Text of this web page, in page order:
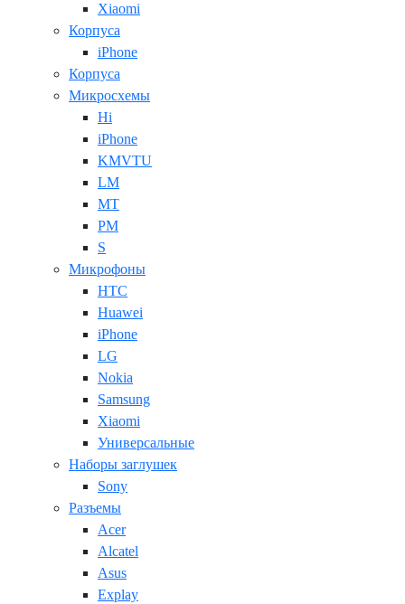
Xiaomi
Корпуса
iPhone
Корпуса
Микросхемы
Hi
iPhone
KMVTU
LM
MT
PM
S
Микрофоны
HTC
Huawei
iPhone
LG
Nokia
Samsung
Xiaomi
Универсальные
Наборы заглушек
Sony
Разъемы
Acer
Alcatel
Asus
Explay